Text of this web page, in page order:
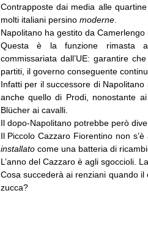
Contrapposte dai media alle
molti italiani persino moderne.
Napolitano ha gestito da
Questa è la funzione rimasta al
commissariata dall’UE: garantire
partiti, il governo conseguente
Infatti per il successore di
anche quello di Prodi, nonostante
Blücherai cavalli.
Il dopo-Napolitano potrebbe però
Il Piccolo Cazzaro Fiorentino non
installatocome una batteria di
L’anno del Cazzaro è agli sgoccioli.
Cosa succederà ai renziani quando
zucca?